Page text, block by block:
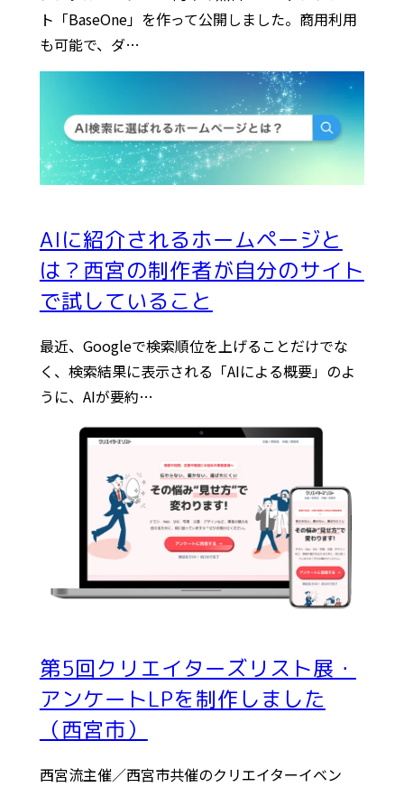
ト「BaseOne」を作って公開しました。商用利用
も可能で、ダ…
AIに紹介されるホームページと
は？西宮の制作者が自分のサイト
で試していること
最近、Googleで検索順位を上げることだけでな
く、検索結果に表示される「AIによる概要」のよ
うに、AIが要約…
第5回クリエイターズリスト展・
アンケートLPを制作しました
（西宮市）
西宮流主催／西宮市共催のクリエイターイベン